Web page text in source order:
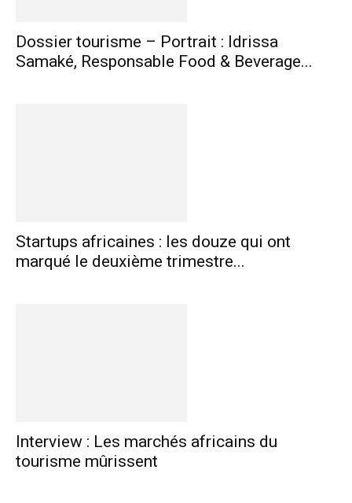
Dossier tourisme – Portrait : Idrissa
Samaké, Responsable Food & Beverage...
Startups africaines : les douze qui ont
marqué le deuxième trimestre...
Interview : Les marchés africains du
tourisme mûrissent